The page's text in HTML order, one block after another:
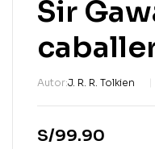
Sir
Autor:J. R. R. Tolkien
S/99.90